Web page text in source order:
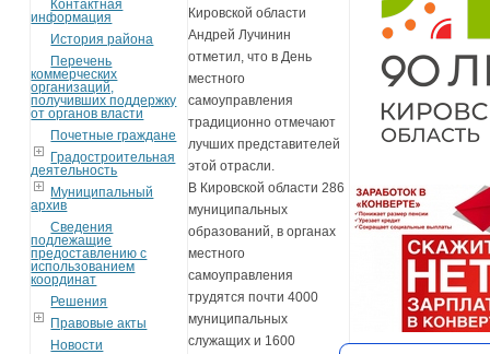
Контактная
информация
История района
Перечень
коммерческих
организаций,
получивших поддержку
от органов власти
Почетные граждане
Градостроительная
деятельность
Муниципальный
архив
Сведения
подлежащие
предоставлению с
использованием
координат
Решения
Правовые акты
Новости
Кировской области
Андрей Лучинин
отметил, что в День
местного
самоуправления
традиционно отмечают
лучших представителей
этой отрасли.
В Кировской области 286
муниципальных
образований, в органах
местного
самоуправления
трудятся почти 4000
муниципальных
служащих и 1600